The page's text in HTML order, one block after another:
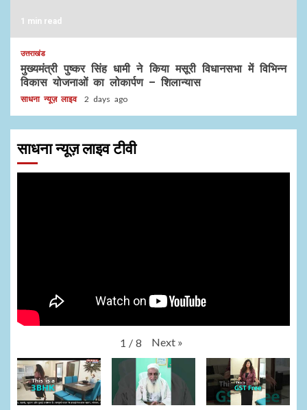
1 min read
उत्तराखंड
मुख्यमंत्री पुष्कर सिंह धामी ने किया मसूरी विधानसभा में विभिन्न
विकास योजनाओं का लोकार्पण – शिलान्यास
साधना न्यूज़ लाइव 2 days ago
साधना न्यूज़ लाइव टीवी
1 / 8 Next »